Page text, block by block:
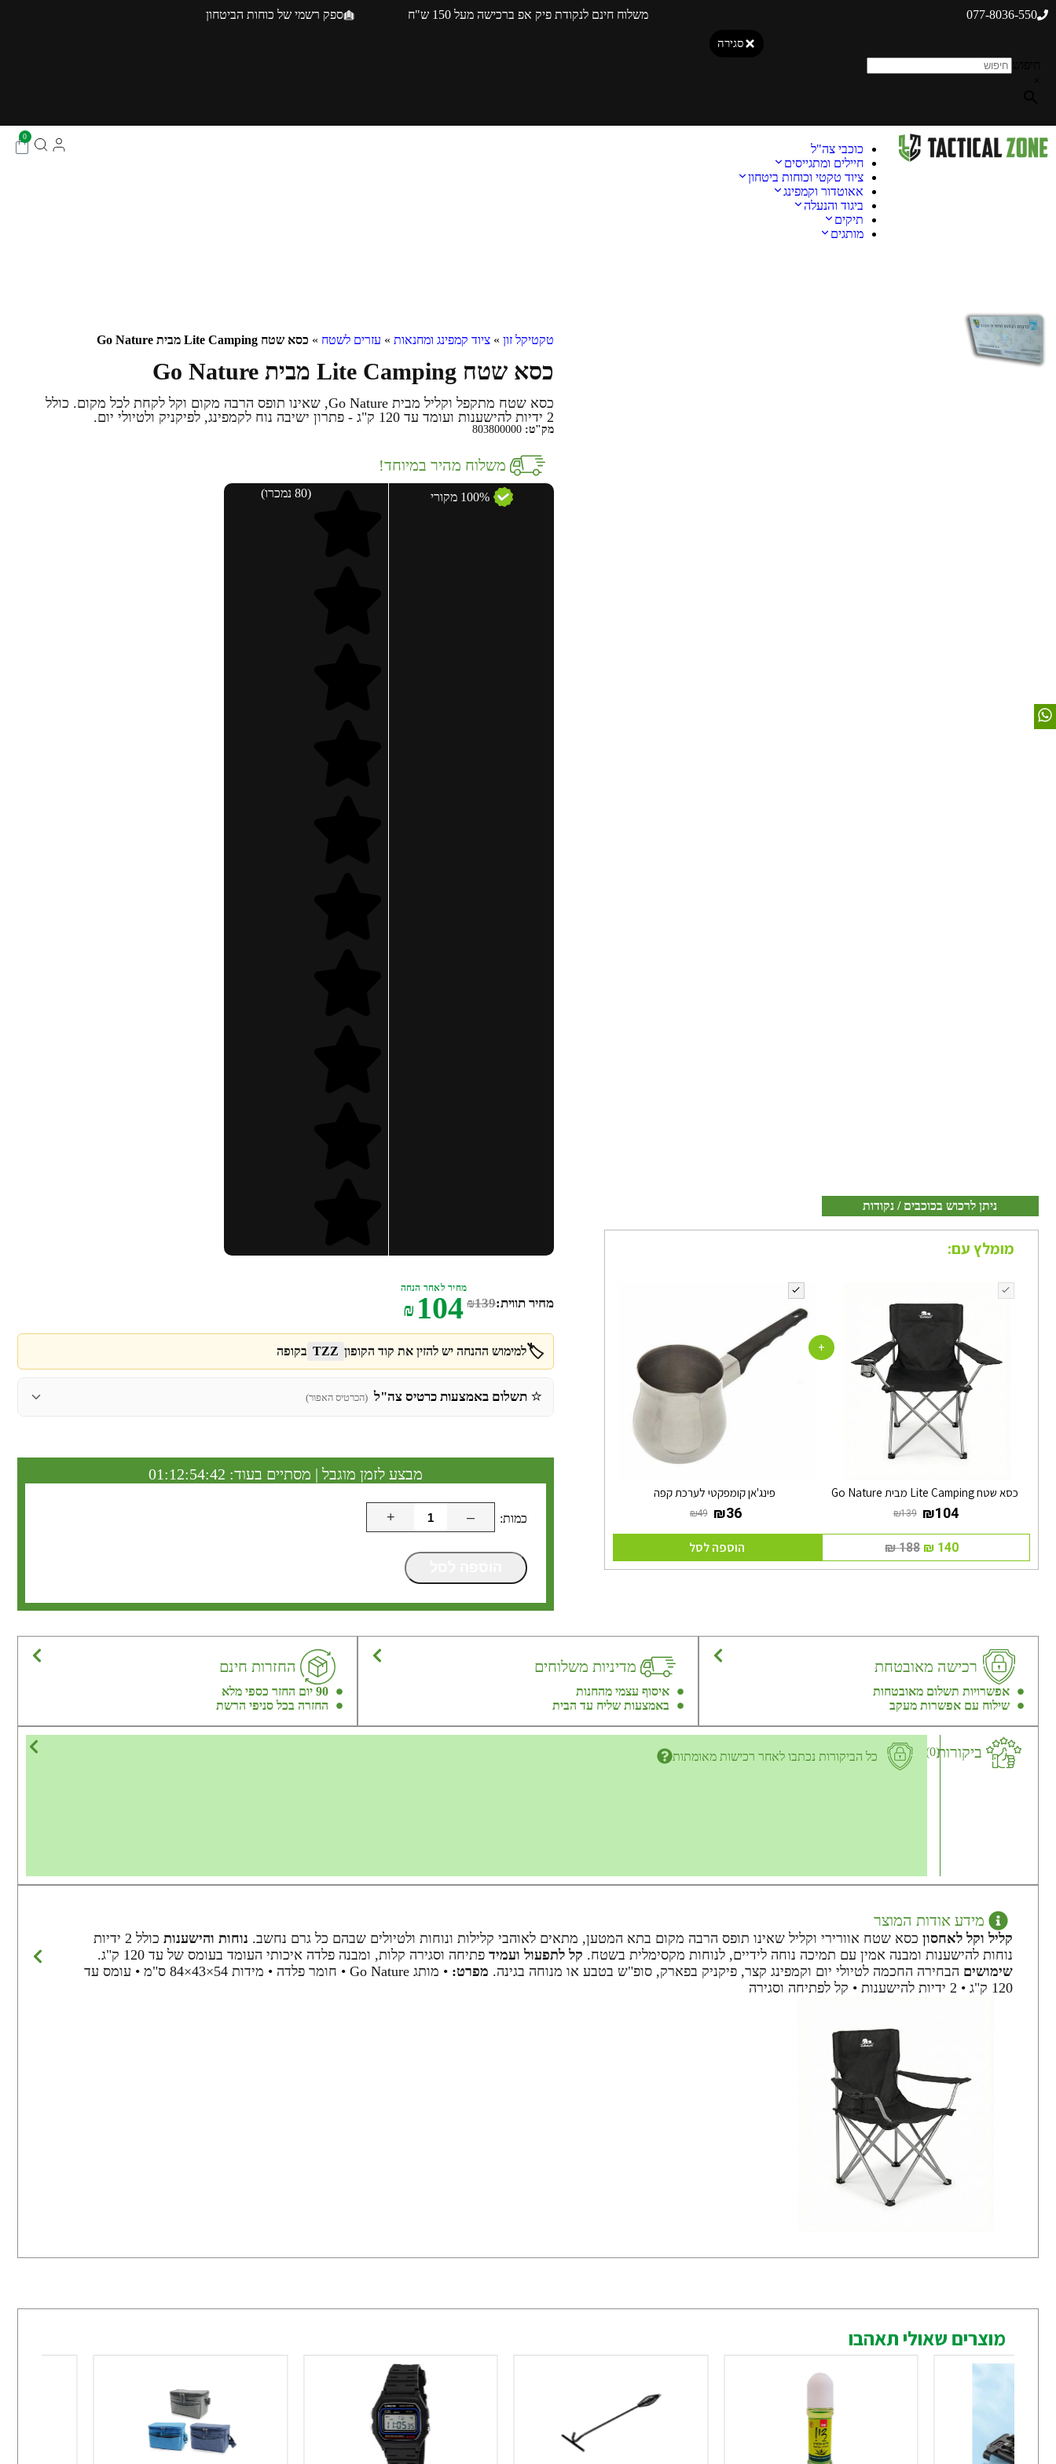
077-8036-550 משלוח חינם לנקודת פיק אפ ברכישה מעל 150 ש"ח ספק רשמי של כוחות הביטחון
סגירה
כוכבי צה"ל
חיילים ומתגייסים
ציוד טקטי וכוחות ביטחון
אאוטדור וקמפינג
ביגוד והנעלה
תיקים
מותגים
0
ניתן לרכוש בכוכבים / נקודות
מומלץ עם:
כסא שטח Lite Camping מבית Go Nature
‏139 ₪ ‏104 ₪
+
פינג'אן קומפקטי לערכת קפה
‏49 ₪ ‏36 ₪
‏188 ₪ הוספה לסל
טקטיקל זון » ציוד קמפינג ומחנאות » עזרים לשטח » כסא שטח Lite Camping מבית Go Nature
כסא שטח Lite Camping מבית Go Nature
כסא שטח מתקפל וקליל מבית Go Nature, שאינו תופס הרבה מקום וקל לקחת לכל מקום. כולל
2 ידיות להישענות ועומד עד 120 ק"ג - פתרון ישיבה נוח לקמפינג, לפיקניק ולטיולי יום.
מק"ט:
משלוח מהיר במיוחד!
100% מקורי (80 נמכרו)
מחיר תווית: ₪139
מחיר לאחר הנחה
₪ 104
🏷️למימוש ההנחה יש להזין את קוד הקופון TZZ בקופה
⭐ תשלום באמצעות כרטיס צה"ל (הכרטיס האפור)
מבצע לזמן מוגבל | מסתיים בעוד: 01:12:54:41
–
+
רכישה מאובטחת
אפשרויות תשלום מאובטחות
שילוח עם אפשרות מעקב
מדיניות משלוחים
איסוף עצמי מהחנות
באמצעות שליח עד הבית
החזרות חינם
90 יום החזר כספי מלא
החזרה בכל סניפי הרשת
ביקורות(0) כל הביקורות נכתבו לאחר רכישות מאומתות
מידע אודות המוצר
קליל וקל לאחסון כסא שטח אוורירי וקליל שאינו תופס הרבה מקום בתא המטען, מתאים לאוהבי קלילות ונוחות ולטיולים שבהם כל גרם נחשב. נוחות והישענות
כולל 2 ידיות
נוחות להישענות ומבנה אמין עם תמיכה נוחה לידיים, לנוחות מקסימלית בשטח. קל לתפעול ועמיד פתיחה וסגירה קלות, ומבנה פלדה איכותי העומד בעומס של עד 120 ק"ג.
שימושים הבחירה החכמה לטיולי יום וקמפינג קצר, פיקניק בפארק, סופ"ש בטבע או מנוחה בגינה. מפרט:
• מותג Go Nature • חומר פלדה • מידות 54×43×84 ס"מ • עומס עד
120 ק"ג • 2 ידיות להישענות • קל לפתיחה וסגירה
מוצרים שאולי תאהבו